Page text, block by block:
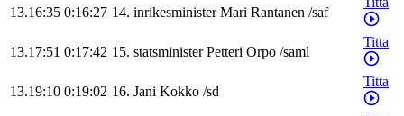
13.16:35 0:16:27 14. inrikesminister Mari Rantanen /saf
13.17:51 0:17:42 15. statsminister Petteri Orpo /saml
Titta
13.19:10 0:19:02 16. Jani Kokko /sd
Titta